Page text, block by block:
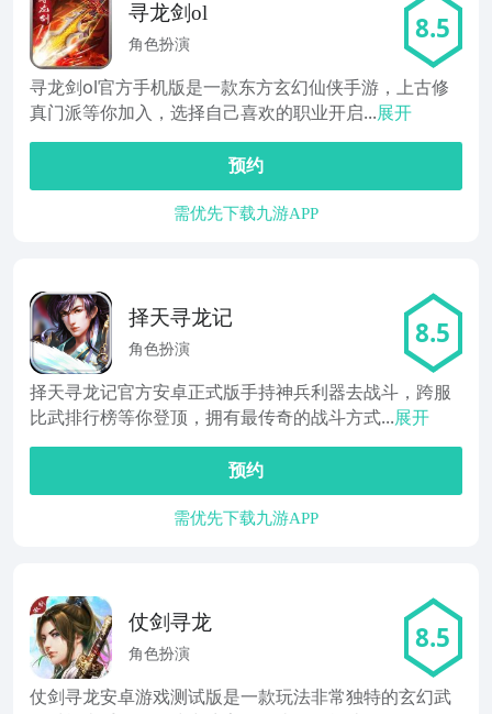
寻龙剑ol
角色扮演 8.5
寻龙剑ol官方手机版是一款东方玄幻仙侠手游，上古修
真门派等你加入，选择自己喜欢的职业开启...展开
预约
需优先下载九游APP
择天寻龙记
角色扮演 8.5
择天寻龙记官方安卓正式版手持神兵利器去战斗，跨服
比武排行榜等你登顶，拥有最传奇的战斗方式...展开
预约
需优先下载九游APP
仗剑寻龙
角色扮演 8.5
仗剑寻龙安卓游戏测试版是一款玩法非常独特的玄幻武